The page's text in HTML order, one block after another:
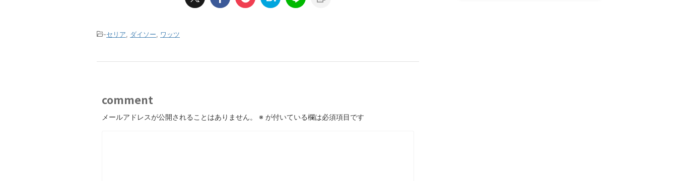
-セリア ダイソー ワッツ
comment
メールアドレスが公開されることはありません。 ※ が付いている欄は必須項目です